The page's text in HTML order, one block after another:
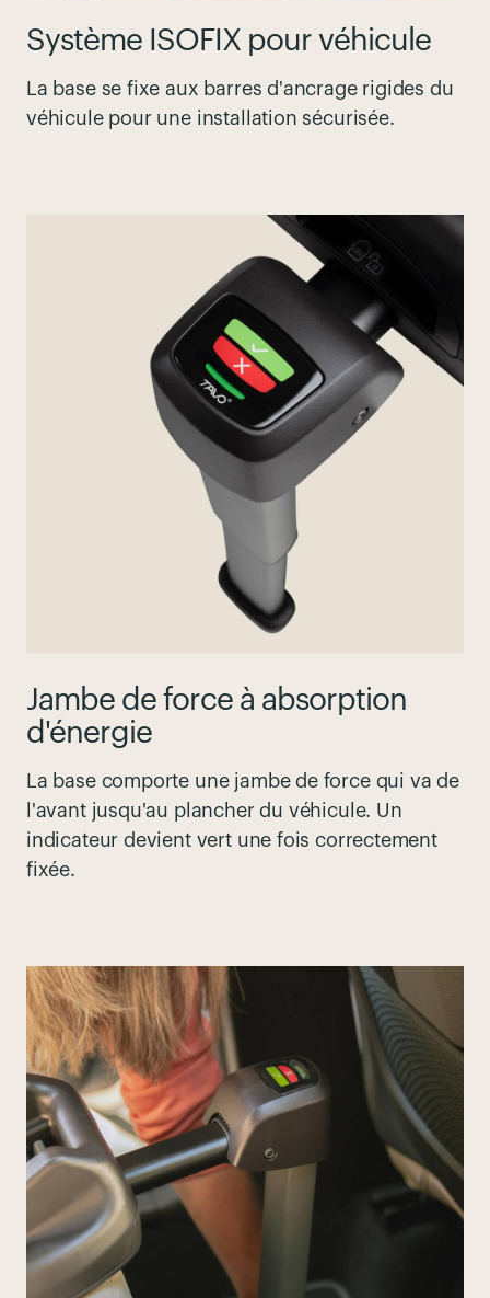
Système ISOFIX pour véhicule
La base se fixe aux barresd'ancrage rigides du
véhicule pour une installationsécurisée.
Jambe de force à absorption
d'énergie
La base comporte unejambe de forcequi va de
l'avant jusqu'au plancher du véhicule. Un
indicateur devient vert une fois correctement
fixée.